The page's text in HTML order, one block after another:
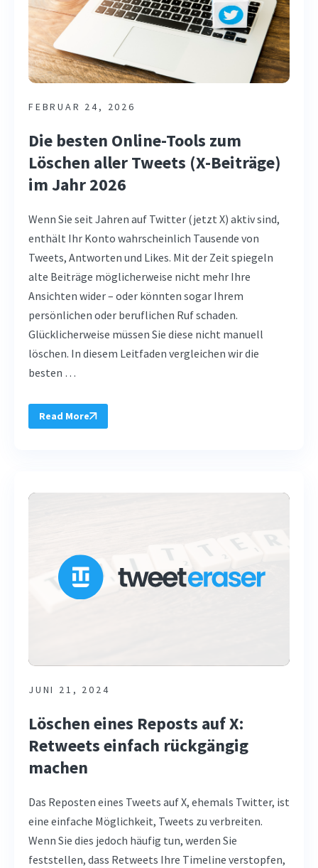
FEBRUAR 24, 2026
Die besten Online-Tools zum
Löschen aller Tweets (X-Beiträge)
im Jahr 2026
Wenn Sie seit Jahren auf Twitter (jetzt X) aktiv sind,
enthält Ihr Konto wahrscheinlich Tausende von
Tweets, Antworten und Likes. Mit der Zeit spiegeln
alte Beiträge möglicherweise nicht mehr Ihre
Ansichten wider – oder könnten sogar Ihrem
persönlichen oder beruflichen Ruf schaden.
Glücklicherweise müssen Sie diese nicht manuell
löschen. In diesem Leitfaden vergleichen wir die
besten …
Read More
JUNI 21, 2024
Löschen eines Reposts auf X:
Retweets einfach rückgängig
machen
Das Reposten eines Tweets auf X, ehemals Twitter, ist
eine einfache Möglichkeit, Tweets zu verbreiten.
Wenn Sie dies jedoch häufig tun, werden Sie
feststellen, dass Retweets Ihre Timeline verstopfen,